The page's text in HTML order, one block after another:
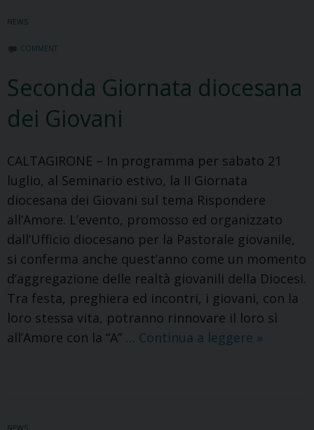
di
NEWS
COMMENT
Seconda Giornata diocesana
dei Giovani
CALTAGIRONE – In programma per sabato 21
luglio, al Seminario estivo, la II Giornata
diocesana dei Giovani sul tema Rispondere
all’Amore. L’evento, promosso ed organizzato
dall’Ufficio diocesano per la Pastorale giovanile,
si conferma anche quest’anno come un momento
d’aggregazione delle realtà giovanili della Diocesi.
Tra festa, preghiera ed incontri, i giovani, con la
loro stessa vita, potranno rinnovare il loro sì
all’Amore con la “A” … Continua a leggere Seconda
»